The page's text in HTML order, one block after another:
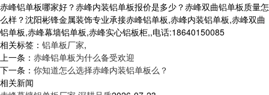
赤峰铝单板哪家好？赤峰内装铝单板报价是多少？赤峰双曲铝单板质量怎
么样？沈阳彬锋金属装饰专业承接赤峰铝单板,赤峰内装铝单板,赤峰双曲
铝单板,赤峰幕墙铝单板,赤峰实心铝板柜,,电话:18640150085
相关标签： 铝单板厂家,
上一条： 赤峰铝单板为什么备受欢迎
下一条： 你知道怎么选择赤峰内装铝单板么？
相关新闻